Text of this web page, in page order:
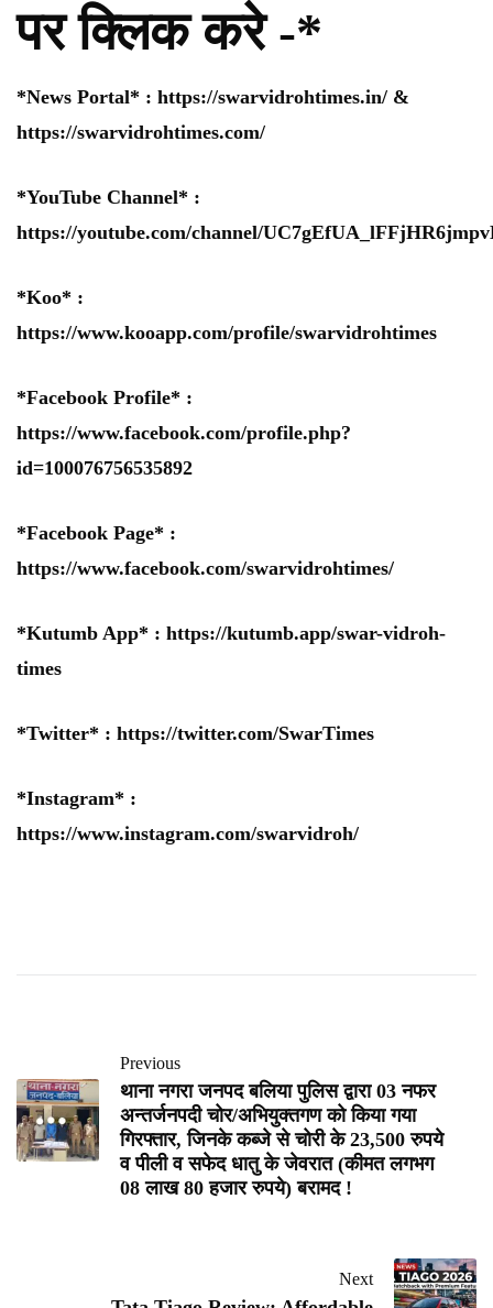
पर क्लिक करे -*
*News Portal* : https://swarvidrohtimes.in/ &
https://swarvidrohtimes.com/
*YouTube Channel* :
https://youtube.com/channel/
*Koo* :
https://www.kooapp.com/profile/swarvidrohtimes
*Facebook Profile* :
https://www.facebook.com/profile.php?
id=100076756535892
*Facebook Page* :
https://www.facebook.com/swarvidrohtimes/
*Kutumb App* : https://kutumb.app/swar-vidroh-
times
*Twitter* : https://twitter.com/SwarTimes
*Instagram* :
https://www.instagram.com/swarvidroh/
Previous
थाना नगरा जनपद बलिया पुलिस द्वारा 03 नफर
अन्तर्जनपदी चोर/अभियुक्तगण को किया गया
गिरफ्तार, जिनके कब्जे से चोरी के 23,500 रुपये
व पीली व सफेद धातु के जेवरात (कीमत लगभग
08 लाख 80 हजार रुपये) बरामद !
Next